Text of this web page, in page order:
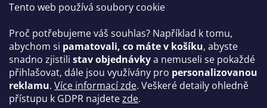
Tento web používá soubory cookie
Proč potřebujeme váš souhlas? Například k tomu,
abychom si pamatovali, co máte v košíku, abyste
snadno zjistili stav objednávkya nemuseli se pokaždé
přihlašovat, dále jsou využívány pro personalizovanou
reklamu. Více informací zde. Veškeré detaily ohledně
přístupu k GDPR najdetezde.
Sledovat na Instagramu
Facebook